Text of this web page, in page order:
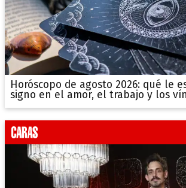
Horóscopo de agosto 2026: qué le
signo en el amor, el trabajo y los